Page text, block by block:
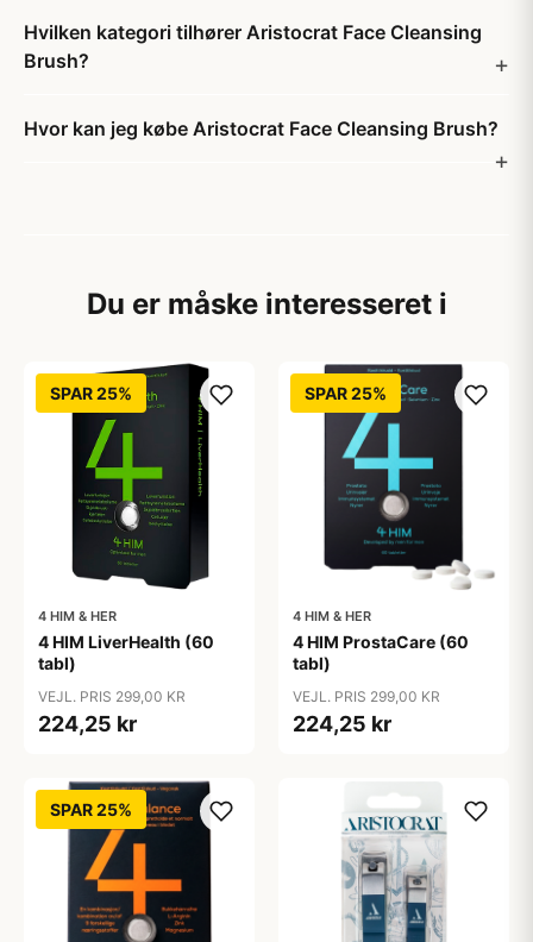
Hvilken kategori tilhører Aristocrat Face Cleansing
Brush?
Hvor kan jeg købe Aristocrat Face Cleansing Brush?
Du er måske interesseret i
SPAR 25%
4 HIM & HER
4 HIM LiverHealth (60
tabl)
VEJL. PRIS 299,00 KR
224,25 kr
SPAR 25%
4 HIM & HER
4 HIM ProstaCare (60
tabl)
VEJL. PRIS 299,00 KR
224,25 kr
SPAR 25%